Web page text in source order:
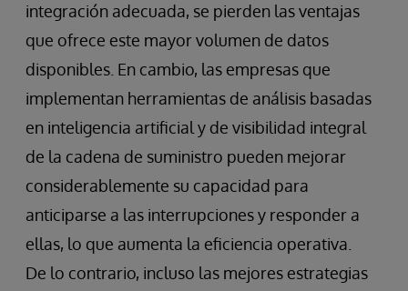
integración adecuada, se pierden las ventajas
que ofrece este mayor volumen de datos
disponibles. En cambio, las empresas que
implementan herramientas de análisis basadas
en inteligencia artificial y de visibilidad integral
de la cadena de suministro pueden mejorar
considerablemente su capacidad para
anticiparse a las interrupciones y responder a
ellas, lo que aumenta la eficiencia operativa.
De lo contrario, incluso las mejores estrategias